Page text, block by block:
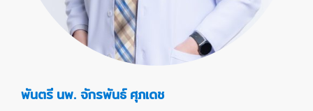
พันตรี นพ. จักรพันธ์ ศุภเดช